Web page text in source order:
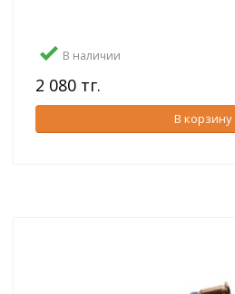
В наличии
2 080 тг.
В корзину